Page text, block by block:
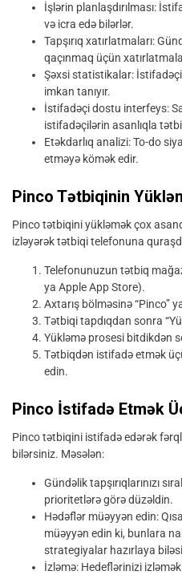
İşlərin planlaşdırılması:
və icra edə bilərlər.
Tapşırıq xatırlatmaları:
qaçınmaq üçün
Şəxsi statistikalar:
imkan tanıyır.
İstifadəçi dostu interfeys:
istifadəçilərin asanlıqla
Etəkdarlıq analizi: To-do
etməyə kömək edir.
Pinco Tətbiqinin
Pinco tətbiqini yükləmək çox
izləyərək tətbiqi telefonuna
Telefonunuzun tətbiq
ya Apple App Store).
Axtarış bölməsinə “Pinco”
Tətbiqi tapdıqdan sonra
Yükləmə prosesi bitdikdən
Tətbiqdən istifadə etmək
edin.
Pinco İstifadə Etmək
Pinco tətbiqini istifadə edərək fərqli
bilərsiniz. Məsələn:
Gündəlik tapşırıqlarınızı
prioritetlərə görə düzəldin.
Hədəflər müəyyən edin:
müəyyən edin ki, bunlara
strategiyalar hazırlaya
İzləmə: Hedeflərinizi